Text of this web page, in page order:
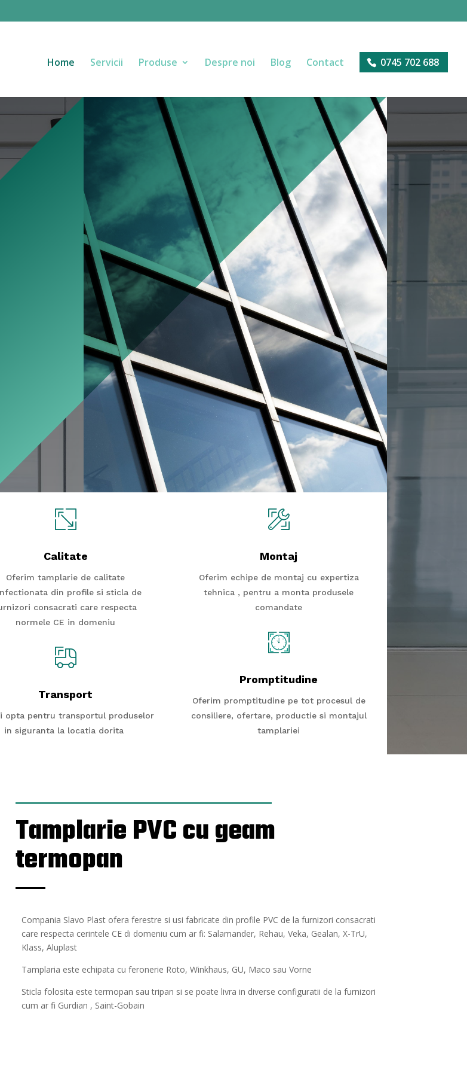
Home Servicii Produse Despre noi Blog Contact 0745 702 688
Calitate
Oferim tamplarie de calitate
din profile si sticla de
consacrati care respecta
normele CE in domeniu
Transport
opta pentru transportul produselor
in siguranta la locatia dorita
Montaj
Oferim echipe de montaj cu expertiza
tehnica , pentru a monta produsele
comandate
Promptitudine
Oferim promptitudine pe tot procesul de
consiliere, ofertare, productie si montajul
tamplariei
Tamplarie PVC cu geam
termopan
Compania Slavo Plast ofera ferestre si usi fabricate din profile PVC de la furnizori consacrati
care respecta cerintele CE di domeniu cum ar fi: Salamander, Rehau, Veka, Gealan, X-TrU,
Klass, Aluplast
Tamplaria este echipata cu feronerie Roto, Winkhaus, GU, Maco sau Vorne
Sticla folosita este termopan sau tripan si se poate livra in diverse configuratii de la furnizori
cum ar fi Gurdian , Saint-Gobain